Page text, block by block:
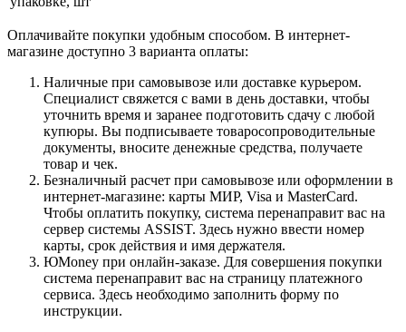
Оплачивайте покупки удобным способом. В интернет-
магазине доступно 3 варианта оплаты:
Наличные при самовывозе или доставке курьером.
Специалист свяжется с вами в день доставки, чтобы
уточнить время и заранее подготовить сдачу с любой
купюры. Вы подписываете товаросопроводительные
документы, вносите денежные средства, получаете
товар и чек.
Безналичный расчет при самовывозе или оформлении в
интернет-магазине: карты МИР, Visa и MasterCard.
Чтобы оплатить покупку, система перенаправит вас на
сервер системы ASSIST. Здесь нужно ввести номер
карты, срок действия и имя держателя.
ЮMoney при онлайн-заказе. Для совершения покупки
система перенаправит вас на страницу платежного
сервиса. Здесь необходимо заполнить форму по
инструкции.